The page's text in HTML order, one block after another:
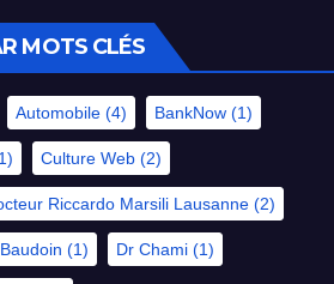
MOTS CLÉS
Automobile (4) BankNow (1)
Culture Web (2)
Riccardo Marsili Lausanne (2)
(1) Dr Chami (1)